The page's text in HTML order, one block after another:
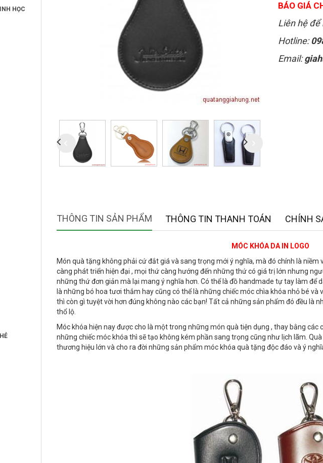
BÁO GIÁ
Liên hệ
Hotline:
Email:
THÔNG TIN SẢN PHẨM THÔNG TIN THANH TOÁN CHÍNH
MÓC KHÓA DA IN LOGO
Món quà tặng không phải cứ đắt giá và sang trọng mới ý nghĩa, mà đó chính là
càng phát triển hiện đại , mọi thứ càng hướng đến những thứ có giá trị lớn nhưng
những thứ đơn giản mà lại mang ý nghĩa hơn. Có thể là đồ handmade tự tay làm để
là những bó hoa tươi thắm hay cũng có thể là những chiếc móc chìa khóa nhỏ bé
thì còn gì tuyệt vời hơn đúng không nào các bạn! Tất cả những sản phẩm đó đều là
thổ lộ.
Móc khóa hiện nay được cho là một trong những món quà tiện dụng , thay bằng các
những chiếc móc khóa thì sẽ tạo không kém phần sang trọng cũng như lịch lãm.
thương hiệu lớn và cho ra đời những sản phẩm móc khóa quà tặng độc đáo và ý
HỌC